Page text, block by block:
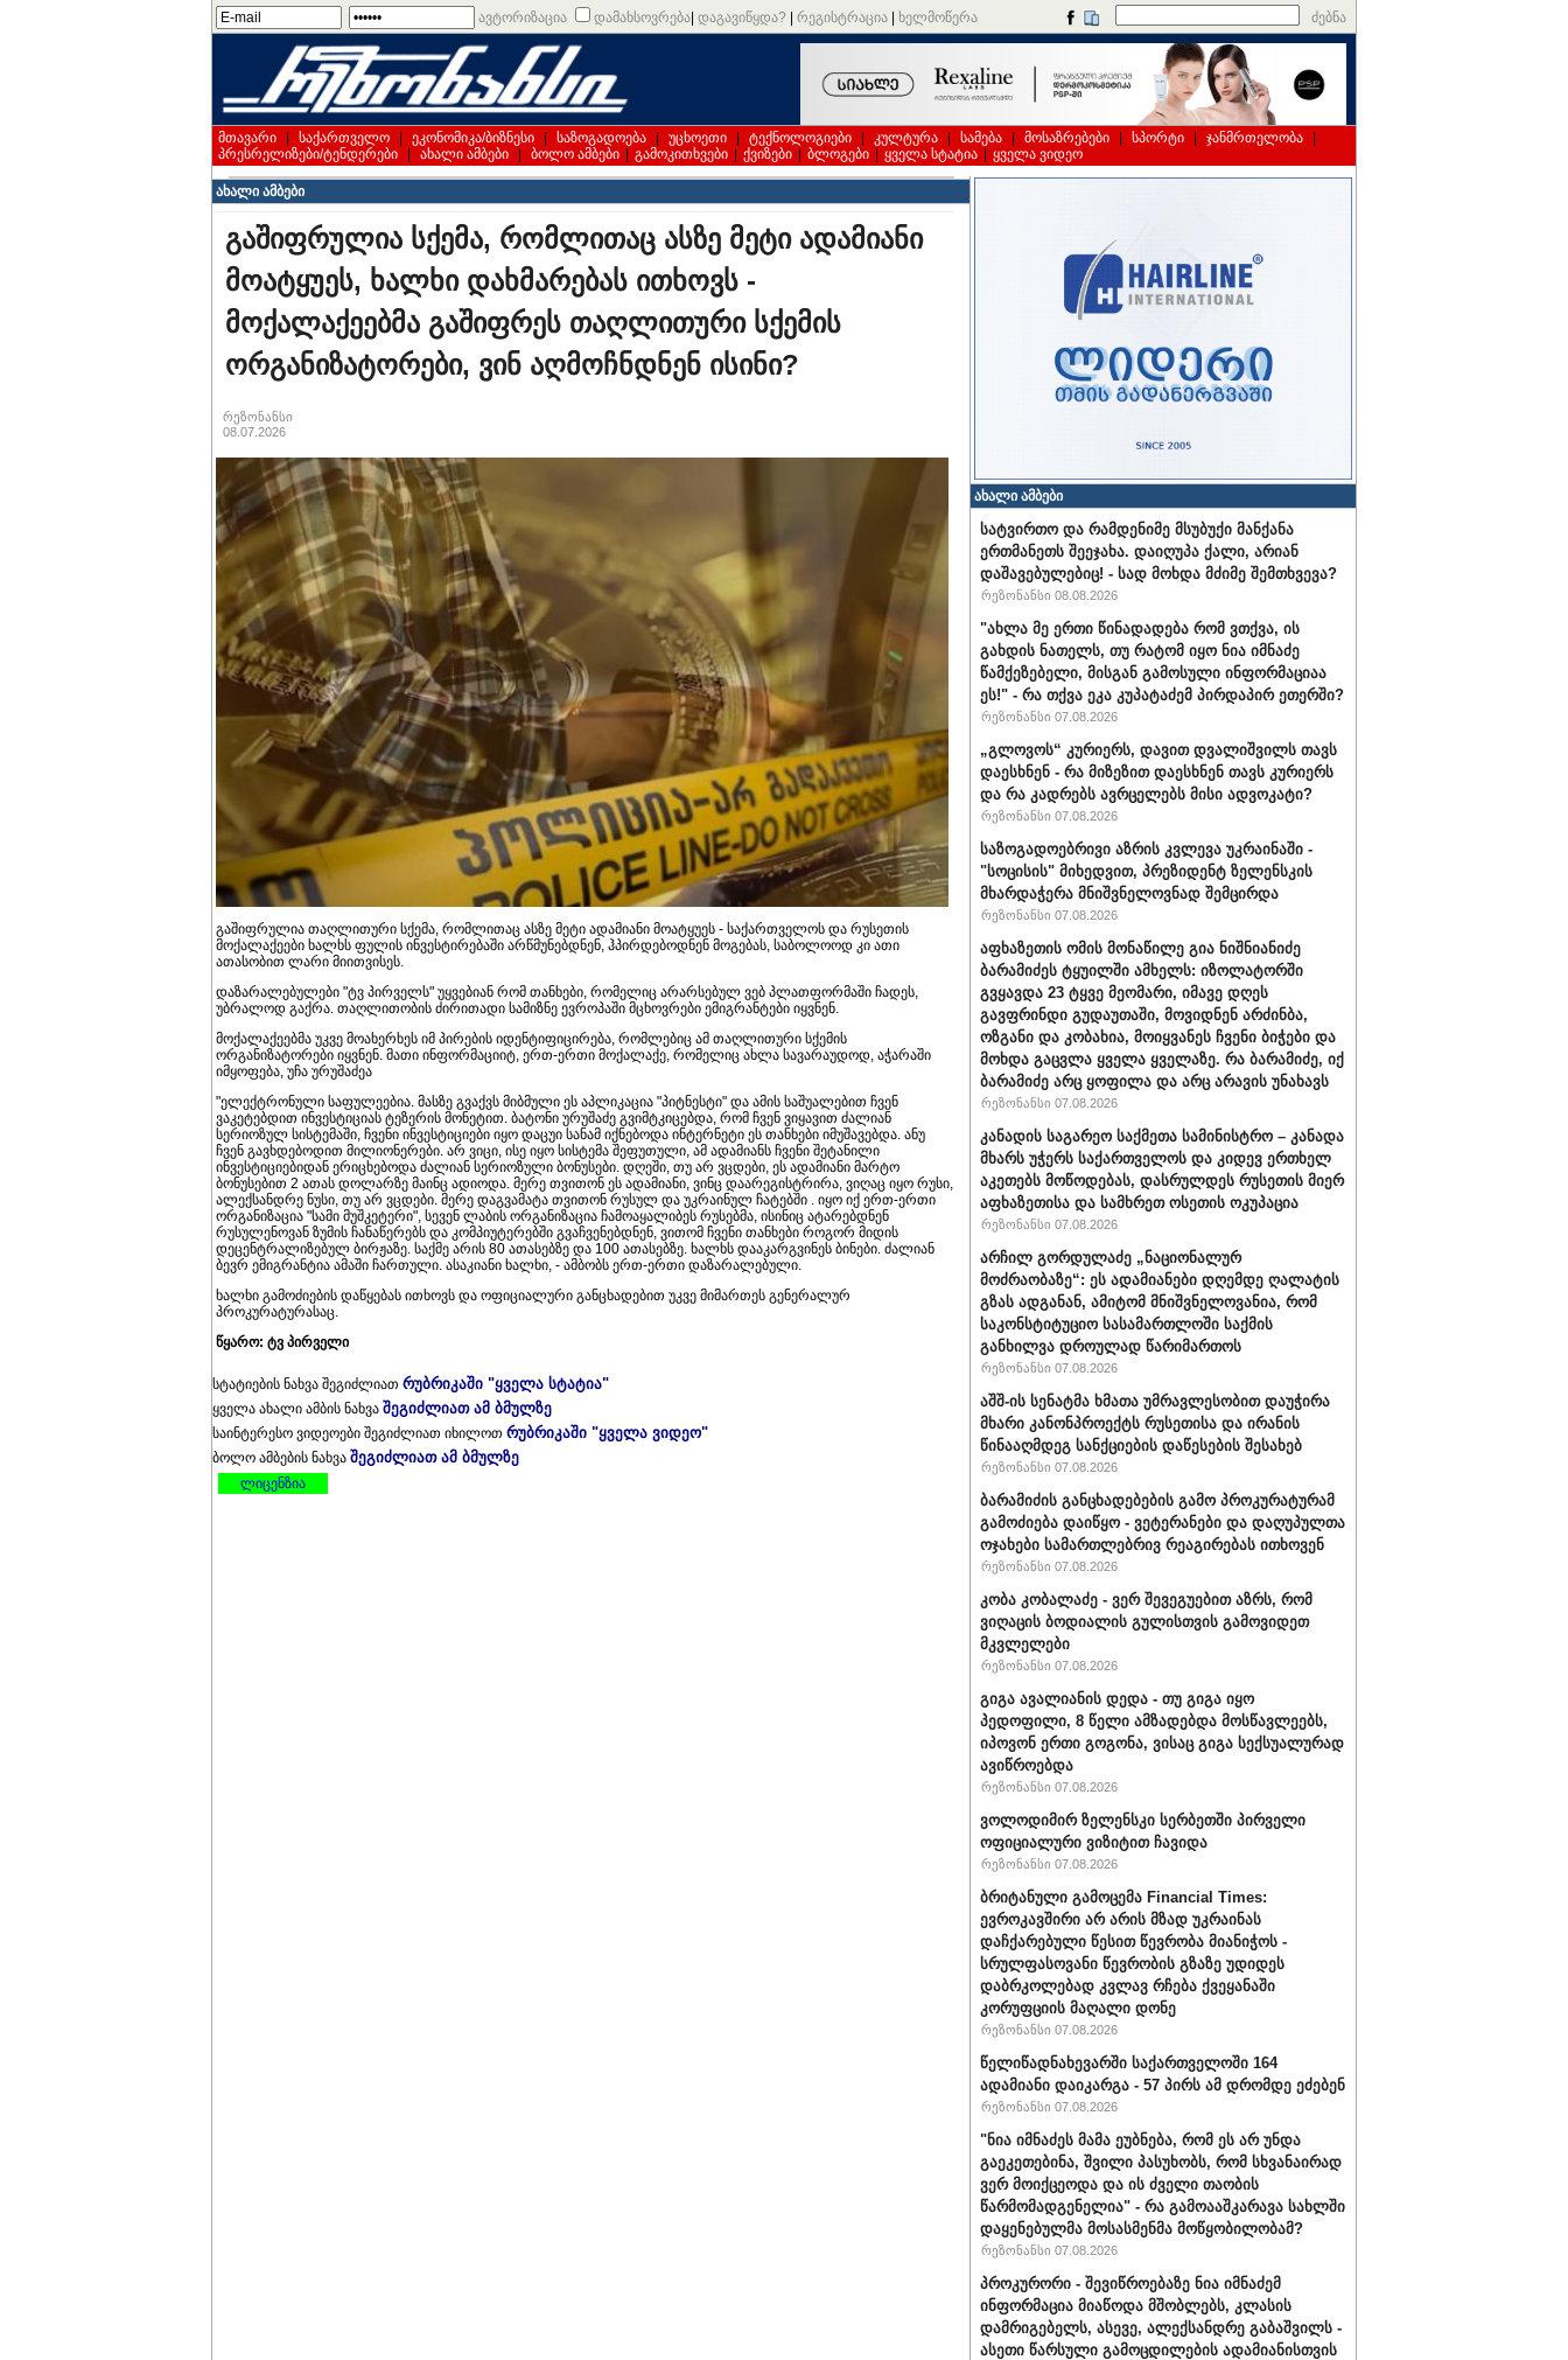
ავტორიზაცია დამახსოვრება დაგავიწყდა? რეგისტრაცია ხელმოწერა ძებნა
მთავარი საქართველო ეკონომიკა/ბიზნესი საზოგადოება უცხოეთი ტექნოლოგიები კულტურა სამება მოსაზრებები სპორტი ჯანმრთელობა
პრესრელიზები/ტენდერები
ახალი ამბები ბოლო ამბები გამოკითხვები ქვიზები ბლოგები ყველა სტატია ყველა ვიდეო
ახალი ამბები
გაშიფრულია სქემა, რომლითაც ასზე მეტი ადამიანი
მოატყუეს, ხალხი დახმარებას ითხოვს -
მოქალაქეებმა გაშიფრეს თაღლითური სქემის
ორგანიზატორები, ვინ აღმოჩნდნენ ისინი?
რეზონანსი
08.07.2026
გაშიფრულია თაღლითური სქემა, რომლითაც ასზე მეტი ადამიანი მოატყუეს - საქართველოს და რუსეთის
მოქალაქეები ხალხს ფულის ინვესტირებაში არწმუნებდნენ, ჰპირდებოდნენ მოგებას, საბოლოოდ კი ათი
ათასობით ლარი მიითვისეს.
დაზარალებულები "ტვ პირველს" უყვებიან რომ თანხები, რომელიც არარსებულ ვებ პლათფორმაში ჩადეს,
უბრალოდ გაქრა. თაღლითობის ძირითადი სამიზნე ევროპაში მცხოვრები ემიგრანტები იყვნენ.
მოქალაქეებმა უკვე მოახერხეს იმ პირების იდენტიფიცირება, რომლებიც ამ თაღლითური სქემის
ორგანიზატორები იყვნენ. მათი ინფორმაციიტ, ერთ-ერთი მოქალაქე, რომელიც ახლა სავარაუდოდ, აჭარაში
იმყოფება, უჩა ურუშაძეა
"ელექტრონული საფულეებია. მასზე გვაქვს მიბმული ეს აპლიკაცია "პიტნესტი" და ამის საშუალებით ჩვენ
ვაკეტებდით ინვესტიციას ტეზერის მონეტით. ბატონი ურუშაძე გვიმტკიცებდა, რომ ჩვენ ვიყავით ძალიან
სერიოზულ სისტემაში, ჩვენი ინვესტიციები იყო დაცუი სანამ იქნებოდა ინტერნეტი ეს თანხები იმუშავებდა. ანუ
ჩვენ გავხდებოდით მილიონერები. არ ვიცი, ისე იყო სისტემა შეფუთული, ამ ადამიანს ჩვენი შეტანილი
ინვესტიციებიდან ერიცხებოდა ძალიან სერიოზული ბონუსები. დღეში, თუ არ ვცდები, ეს ადამიანი მარტო
ბონუსებით 2 ათას დოლარზე მაინც ადიოდა. მერე თვითონ ეს ადამიანი, ვინც დაარეგისტრირა, ვიღაც იყო რუსი,
ალექსანდრე ნუსი, თუ არ ვცდები. მერე დაგვამატა თვითონ რუსულ და უკრაინულ ჩატებში . იყო იქ ერთ-ერთი
ორგანიზაცია "სამი მუშკეტერი", სევენ ლაბის ორგანიზაცია ჩამოაყალიბეს რუსებმა, ისინიც ატარებდნენ
რუსულენოვან ზუმის ჩანაწერებს და კომპიუტერებში გვაჩვენებდნენ, ვითომ ჩვენი თანხები როგორ მიდის
დეცენტრალიზებულ ბირჟაზე. საქმე არის 80 ათასებზე და 100 ათასებზე. ხალხს დააკარგვინეს ბინები. ძალიან
ბევრ ემიგრანტია ამაში ჩართული. ასაკიანი ხალხი, - ამბობს ერთ-ერთი დაზარალებული.
ხალხი გამოძიების დაწყებას ითხოვს და ოფიციალური განცხადებით უკვე მიმართეს გენერალურ
პროკურატურასაც.
წყარო: ტვ პირველი
სტატიების ნახვა შეგიძლიათ რუბრიკაში "ყველა სტატია"
ყველა ახალი ამბის ნახვა შეგიძლიათ ამ ბმულზე
საინტერესო ვიდეოები შეგიძლიათ იხილოთ რუბრიკაში "ყველა ვიდეო"
ბოლო ამბების ნახვა შეგიძლიათ ამ ბმულზე
ლიცენზია
ახალი ამბები
სატვირთო და რამდენიმე მსუბუქი მანქანა
ერთმანეთს შეეჯახა. დაიღუპა ქალი, არიან
დაშავებულებიც! - სად მოხდა მძიმე შემთხვევა?
რეზონანსი 08.08.2026
"ახლა მე ერთი წინადადება რომ ვთქვა, ის
გახდის ნათელს, თუ რატომ იყო ნია იმნაძე
წამქეზებელი, მისგან გამოსული ინფორმაციაა
ეს!" - რა თქვა ეკა კუპატაძემ პირდაპირ ეთერში?
რეზონანსი 07.08.2026
„გლოვოს“ კურიერს, დავით დვალიშვილს თავს
დაესხნენ - რა მიზეზით დაესხნენ თავს კურიერს
და რა კადრებს ავრცელებს მისი ადვოკატი?
რეზონანსი 07.08.2026
საზოგადოებრივი აზრის კვლევა უკრაინაში -
"სოცისის" მიხედვით, პრეზიდენტ ზელენსკის
მხარდაჭერა მნიშვნელოვნად შემცირდა
რეზონანსი 07.08.2026
აფხაზეთის ომის მონაწილე გია ნიშნიანიძე
ბარამიძეს ტყუილში ამხელს: იზოლატორში
გვყავდა 23 ტყვე მეომარი, იმავე დღეს
გავფრინდი გუდაუთაში, მოვიდნენ არძინბა,
ოზგანი და კობახია, მოიყვანეს ჩვენი ბიჭები და
მოხდა გაცვლა ყველა ყველაზე. რა ბარამიძე, იქ
ბარამიძე არც ყოფილა და არც არავის უნახავს
რეზონანსი 07.08.2026
კანადის საგარეო საქმეთა სამინისტრო – კანადა
მხარს უჭერს საქართველოს და კიდევ ერთხელ
აკეთებს მოწოდებას, დასრულდეს რუსეთის მიერ
აფხაზეთისა და სამხრეთ ოსეთის ოკუპაცია
რეზონანსი 07.08.2026
არჩილ გორდულაძე „ნაციონალურ
მოძრაობაზე“: ეს ადამიანები დღემდე ღალატის
გზას ადგანან, ამიტომ მნიშვნელოვანია, რომ
საკონსტიტუციო სასამართლოში საქმის
განხილვა დროულად წარიმართოს
რეზონანსი 07.08.2026
აშშ-ის სენატმა ხმათა უმრავლესობით დაუჭირა
მხარი კანონპროექტს რუსეთისა და ირანის
წინააღმდეგ სანქციების დაწესების შესახებ
რეზონანსი 07.08.2026
ბარამიძის განცხადებების გამო პროკურატურამ
გამოძიება დაიწყო - ვეტერანები და დაღუპულთა
ოჯახები სამართლებრივ რეაგირებას ითხოვენ
რეზონანსი 07.08.2026
კობა კობალაძე - ვერ შევეგუებით აზრს, რომ
ვიღაცის ბოდიალის გულისთვის გამოვიდეთ
მკვლელები
რეზონანსი 07.08.2026
გიგა ავალიანის დედა - თუ გიგა იყო
პედოფილი, 8 წელი ამზადებდა მოსწავლეებს,
იპოვონ ერთი გოგონა, ვისაც გიგა სექსუალურად
ავიწროებდა
რეზონანსი 07.08.2026
ვოლოდიმირ ზელენსკი სერბეთში პირველი
ოფიციალური ვიზიტით ჩავიდა
რეზონანსი 07.08.2026
ბრიტანული გამოცემა Financial Times:
ევროკავშირი არ არის მზად უკრაინას
დაჩქარებული წესით წევრობა მიანიჭოს -
სრულფასოვანი წევრობის გზაზე უდიდეს
დაბრკოლებად კვლავ რჩება ქვეყანაში
კორუფციის მაღალი დონე
რეზონანსი 07.08.2026
წელიწადნახევარში საქართველოში 164
ადამიანი დაიკარგა - 57 პირს ამ დრომდე ეძებენ
რეზონანსი 07.08.2026
"ნია იმნაძეს მამა ეუბნება, რომ ეს არ უნდა
გაეკეთებინა, შვილი პასუხობს, რომ სხვანაირად
ვერ მოიქცეოდა და ის ძველი თაობის
წარმომადგენელია" - რა გამოააშკარავა სახლში
დაყენებულმა მოსასმენმა მოწყობილობამ?
რეზონანსი 07.08.2026
პროკურორი - შევიწროებაზე ნია იმნაძემ
ინფორმაცია მიაწოდა მშობლებს, კლასის
დამრიგებელს, ასევე, ალექსანდრე გაბაშვილს -
ასეთი წარსული გამოცდილების ადამიანისთვის